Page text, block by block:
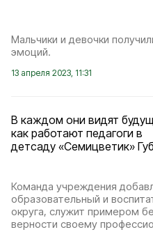
Мальчики и девочки
эмоций.
13 апреля 2023, 11:31
В каждом они видят
как работают педагоги в
детсаду «Семицветик»
Команда учреждения
образовательный и
округа, служит примером
верности своему